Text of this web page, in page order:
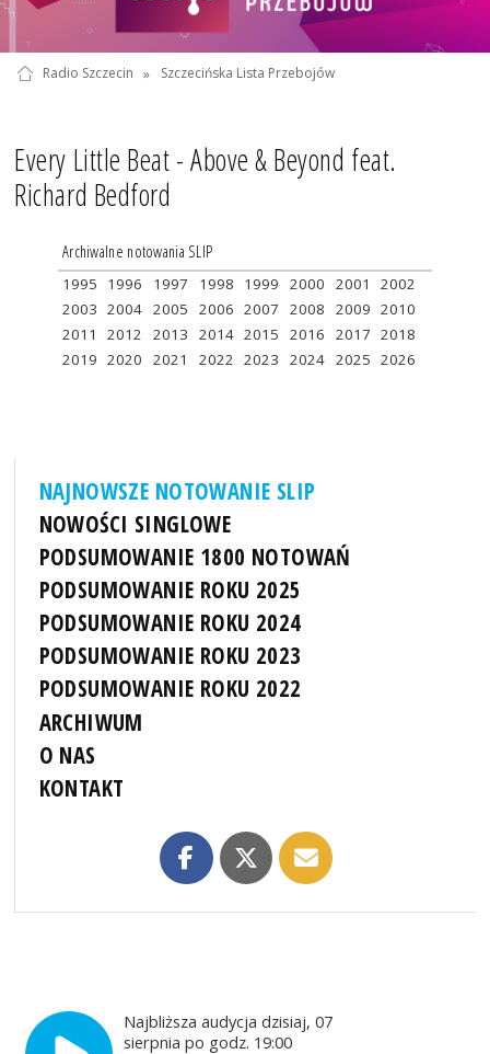
Radio Szczecin » Szczecińska Lista Przebojów
Every Little Beat - Above & Beyond feat.
Richard Bedford
Archiwalne notowania SLIP
1995 1996 1997 1998 1999 2000 2001
2002
2003 2004 2005 2006 2007 2008 2009 2010
2011
2012 2013 2014 2015 2016 2017 2018
2019 2020 2021 2022 2023 2024 2025 2026
NAJNOWSZE NOTOWANIE SLIP
NOWOŚCI SINGLOWE
PODSUMOWANIE 1800 NOTOWAŃ
PODSUMOWANIE ROKU 2025
PODSUMOWANIE ROKU 2024
PODSUMOWANIE ROKU 2023
PODSUMOWANIE ROKU 2022
ARCHIWUM
O NAS
KONTAKT
Najbliższa audycja dzisiaj, 07
sierpnia po godz. 19:00